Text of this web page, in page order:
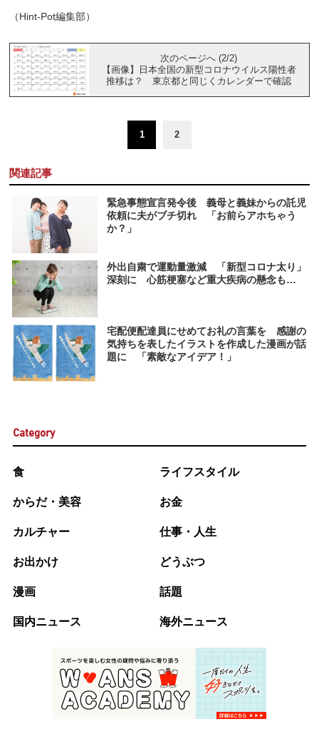
（Hint-Pot編集部）
次のページへ (2/2)
【画像】日本全国の新型コロナウイルス陽性者
推移は？ 東京都と同じくカレンダーで確認
1 2
関連記事
緊急事態宣言発令後 義母と義妹からの託児
依頼に夫がブチ切れ 「お前らアホちゃう
か？」
外出自粛で運動量激減 「新型コロナ太り」
深刻に 心筋梗塞など重大疾病の懸念も…
宅配便配達員にせめてお礼の言葉を 感謝の
気持ちを表したイラストを作成した漫画が話
題に 「素敵なアイデア！」
Category
食 ライフスタイル
からだ・美容 お金
カルチャー 仕事・人生
お出かけ どうぶつ
漫画 話題
国内ニュース 海外ニュース